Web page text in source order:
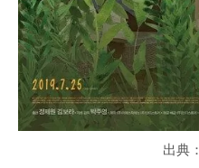
出典：